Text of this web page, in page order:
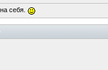
себя.